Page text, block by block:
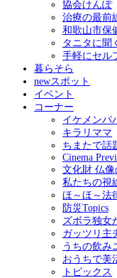
協会けんぽ
治療の最前
和歌山市保
タニタに聞
手軽にセル
暮らそら
newスポット
イベント
コーナー
イケメンパ
キラリママ
ちまたで話
Cinema
文化財 仏
私たちの視
ほ～ほ～法
防災Topics
ズボラ独女
ガッツリ主
うちの飲み
おうちで美
トピックス